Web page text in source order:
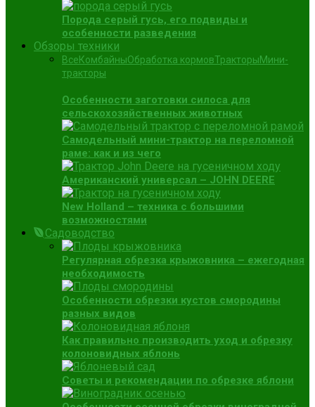
Порода серый гусь, его подвиды и
особенности разведения
Обзоры техники
ВсеКомбайныОбработка кормовТракторыМини-
тракторы
Особенности заготовки силоса для
сельскохозяйственных животных
Самодельный мини-трактор на переломной
раме: как и из чего
Американский универсал – JOHN DEERE
New Holland – техника с большими
возможностями
Садоводство
Регулярная обрезка крыжовника – ежегодная
необходимость
Особенности обрезки кустов смородины
разных видов
Как правильно производить уход и обрезку
колоновидных яблонь
Советы и рекомендации по обрезке яблони